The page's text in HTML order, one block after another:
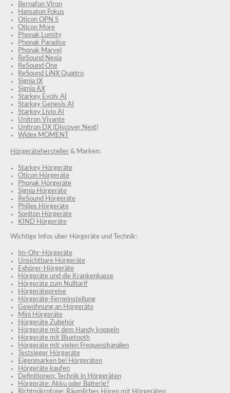
Bernafon Viron
Hansaton Fokus
Oticon OPN S
Oticon More
Phonak Lumity
Phonak Paradise
Phonak Marvel
ReSound Nexia
ReSound One
ReSound LiNX Quattro
Signia IX
Signia AX
Starkey Evolv AI
Starkey Genesis AI
Starkey Livio AI
Unitron Vivante
Unitron DX (Discover Next)
Widex MOMENT
Hörgerätehersteller & Marken:
Starkey Hörgeräte
Oticon Hörgeräte
Phonak Hörgeräte
Signia Hörgeräte
ReSound Hörgeräte
Philips Hörgeräte
Soniton Hörgeräte
KIND Hörgeräte
Wichtige Infos über Hörgeräte und Technik:
Im-Ohr-Hörgeräte
Unsichtbare Hörgeräte
Exhörer-Hörgeräte
Hörgeräte und die Krankenkasse
Hörgeräte zum Nulltarif
Hörgerätepreise
Hörgeräte-Ferneinstellung
Gewöhnung an Hörgeräte
Mini Hörgeräte
Hörgeräte Zubehör
Hörgeräte mit dem Handy koppeln
Hörgeräte mit Bluetooth
Hörgeräte mit vielen Frequenzkanälen
Testsieger Hörgeräte
Eigenmarken bei Hörgeräten
Hörgeräte kaufen
Definitionen: Technik in Hörgeräten
Hörgeräte: Akku oder Batterie?